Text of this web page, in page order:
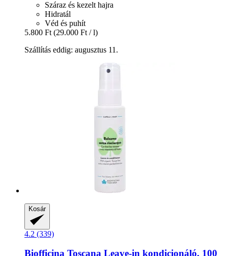
Száraz és kezelt hajra
Hidratál
Véd és puhít
5.800 Ft (29.000 Ft / l)
Szállítás eddig: augusztus 11.
Kosár
4.2 (339)
Biofficina Toscana Leave-​in kondicionáló, 100